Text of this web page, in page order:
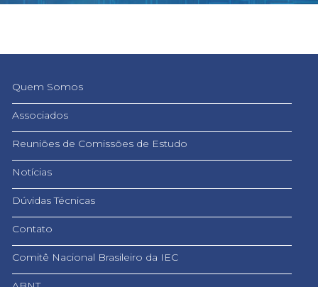
Quem Somos
Associados
Reuniões de Comissões de Estudo
Notícias
Dúvidas Técnicas
Contato
Comitê Nacional Brasileiro da IEC